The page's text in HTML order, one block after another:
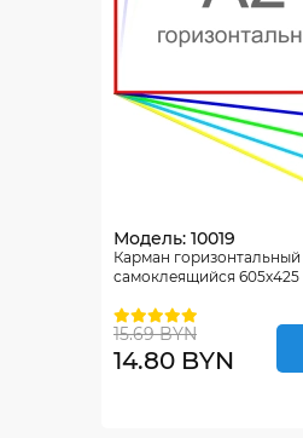
Модель: 10019
Карман
самоклеящийся
15.69 BYN
14.80 BYN